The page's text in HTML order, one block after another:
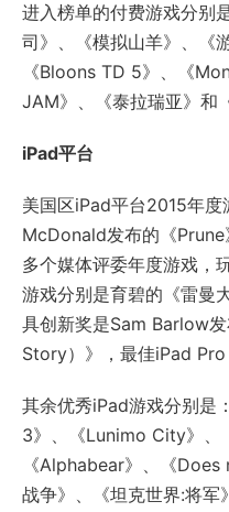
进入榜单的付费游戏分别
司》、《模拟山羊》、《
《Bloons TD 5》、《
JAM》、《泰拉瑞亚》和
iPad平台
美国区iPad平台2015年
McDonald发布的《
多个媒体评委年度游戏，
游戏分别是育碧的《雷曼
具创新奖是Sam Barlow
Story）》，最佳iPad
其余优秀iPad游戏分别是
3》、《Lunimo City》、
《Alphabear》、《
战争》、《坦克世界:将